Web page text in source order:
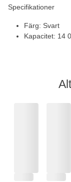
Specifikationer
Färg: Svart
Kapacitet: 14